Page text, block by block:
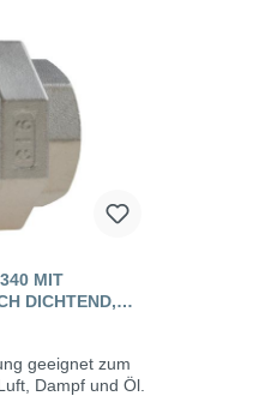
MIT
DICHTEND,
geeignet zum
Dampf und Öl.